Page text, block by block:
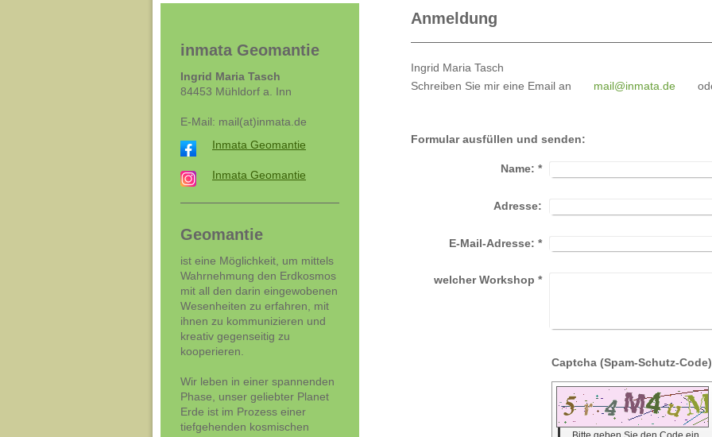
Anmeldung
Ingrid Maria Tasch
Schreiben Sie mir eine Email an mail@inmata.de
Formular ausfüllen und senden:
Name: *
Adresse:
E-Mail-Adresse: *
welcher Workshop *
inmata Geomantie
Ingrid Maria Tasch
84453 Mühldorf a. Inn
E-Mail: mail(at)inmata.de
Inmata Geomantie
Inmata Geomantie
Geomantie
ist eine Möglichkeit, um mittels
Wahrnehmung den Erdkosmos
mit all den darin eingewobenen
Wesenheiten zu erfahren, mit
ihnen zu kommunizieren und
kreativ gegenseitig zu
kooperieren.
Wir leben in einer spannenden
Phase, unser geliebter Planet
Erde ist im Prozess einer
tiefgehenden kosmischen